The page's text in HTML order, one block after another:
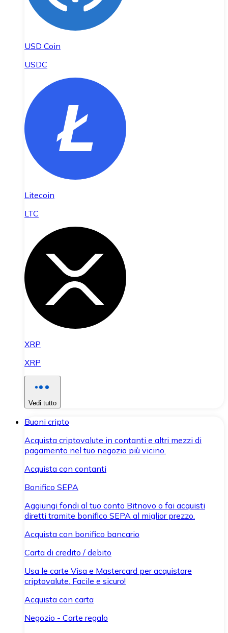
USD Coin
USDC
Litecoin
LTC
XRP
XRP
Vedi tutto
Buoni cripto
Acquista criptovalute in contanti e altri mezzi di
pagamento nel tuo negozio più vicino.
Acquista con contanti
Bonifico SEPA
Aggiungi fondi al tuo conto Bitnovo o fai acquisti
diretti tramite bonifico SEPA al miglior prezzo.
Acquista con bonifico bancario
Carta di credito / debito
Usa le carte Visa e Mastercard per acquistare
criptovalute. Facile e sicuro!
Acquista con carta
Negozio - Carte regalo